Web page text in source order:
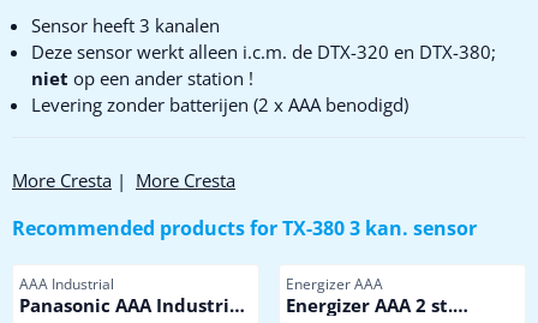
Sensor heeft 3 kanalen
Deze sensor werkt alleen i.c.m. de DTX-320 en DTX-380;
niet op een ander station !
Levering zonder batterijen (2 x AAA benodigd)
More Cresta | More Cresta
Recommended products forTX-380 3 kan. sensor
Item number
AAA Industrial
Panasonic AAA Industrial
Item number
Energizer AAA
Energizer AAA 2 st.